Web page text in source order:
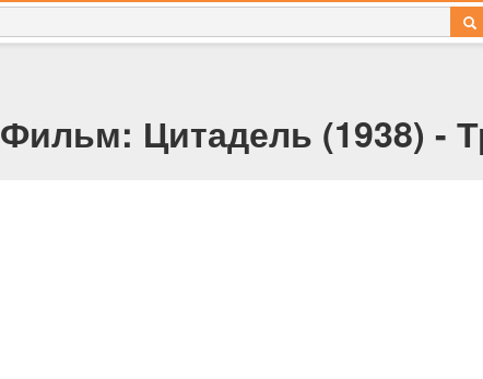
Фильм: Цитадель (1938) -